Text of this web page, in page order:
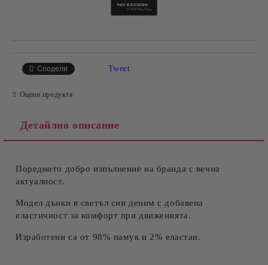
Сподели Tweet
Оцени продукта
Детайлно описание
Поредното добро изпълнение на бранда с вечна
актуалност.
Модел дънки в светъл син деним с добавена
еластичност за комфорт при движенията.
Изработени са от 98% памук и 2% еластан.